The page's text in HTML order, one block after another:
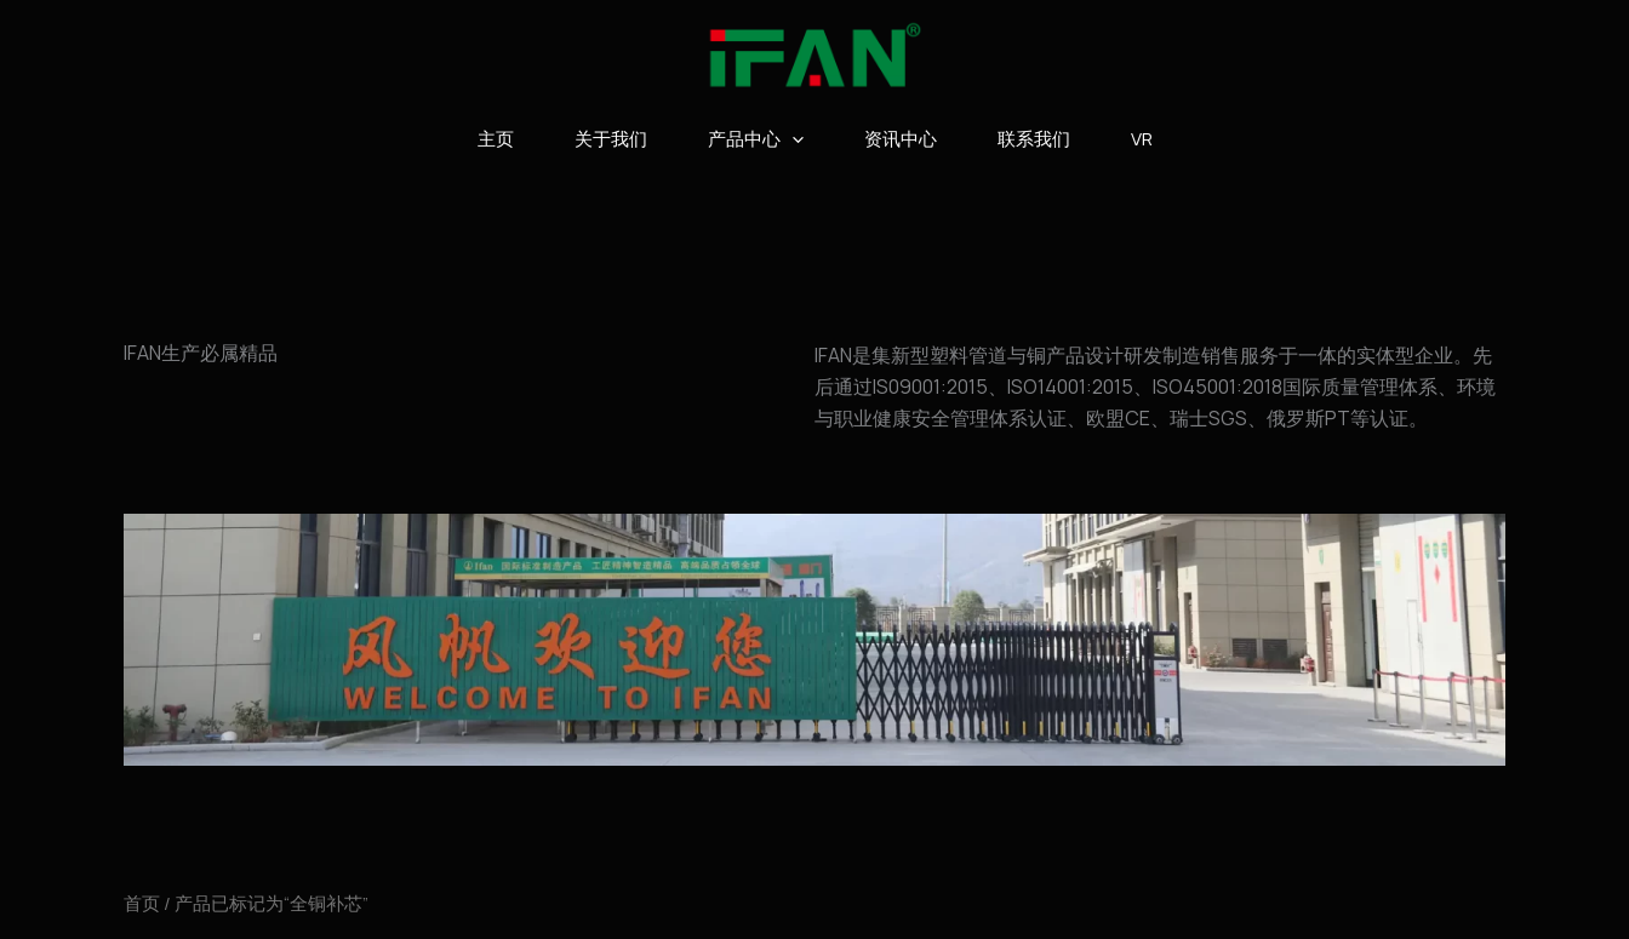
主页 关于我们 产品中心 资讯中心 联系我们 VR
IFAN生产必属精品
IFAN是集新型塑料管道与铜产品设计研发制造销售服务于一体的实体型企业。先
后通过IS09001:2015、ISO14001:2015、ISO45001:2018国际质量管理体系、环境
与职业健康安全管理体系认证、欧盟CE、瑞士SGS、俄罗斯PT等认证。
首页 / 产品已标记为“全铜补芯”